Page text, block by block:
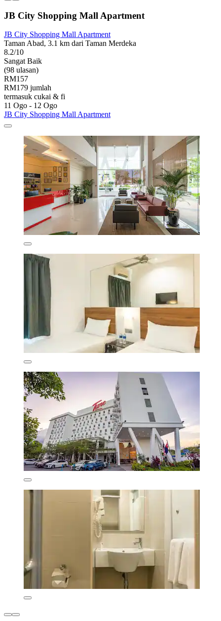
JB City Shopping Mall Apartment
JB City Shopping Mall Apartment
Taman Abad, 3.1 km dari Taman Merdeka
8.2/10
Sangat Baik
(98 ulasan)
RM157
RM179 jumlah
termasuk cukai & fi
11 Ogo - 12 Ogo
JB City Shopping Mall Apartment